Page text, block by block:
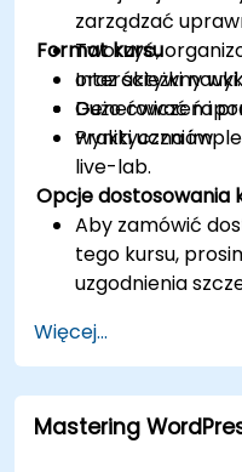
zarządzać
Tworzyć,
oraz ścieżki nauki.
Generować
wyniki uczniów.
Format kursu
Interaktywny
Dużo ćwiczeń i
Praktyczna
live-lab.
Opcje dostosowania
Aby zamówić
tego kursu,
uzgodnienia
Więcej...
Mastering